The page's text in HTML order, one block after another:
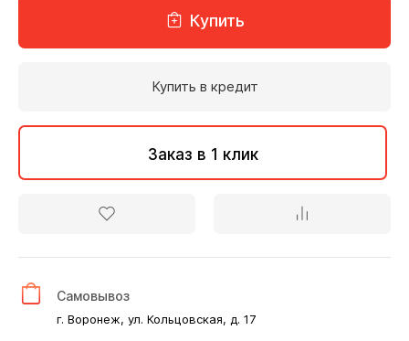
Купить
Купить в кредит
Заказ в 1 клик
Самовывоз
г. Воронеж, ул. Кольцовская, д. 17